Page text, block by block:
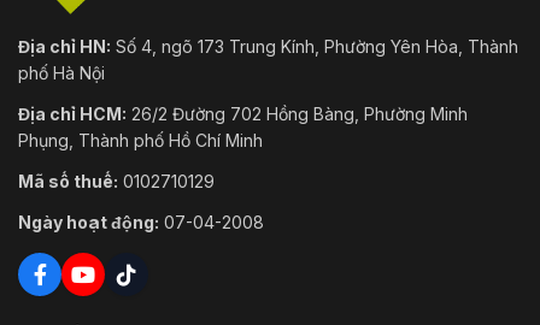
Địa chỉ HN: Số 4, ngõ 173 Trung Kính, Phường Yên Hòa, Thành
phố Hà Nội
Địa chỉ HCM: 26/2 Đường 702 Hồng Bàng, Phường Minh
Phụng, Thành phố Hồ Chí Minh
Mã số thuế: 0102710129
Ngày hoạt động: 07-04-2008